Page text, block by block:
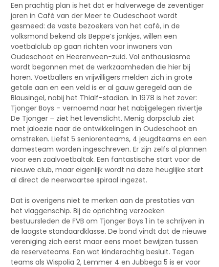
Een prachtig plan is het dat er halverwege de zeventiger
jaren in Café van der Meer te Oudeschoot wordt
gesmeed: de vaste bezoekers van het café, in de
volksmond bekend als Beppe’s jonkjes, willen een
voetbalclub op gaan richten voor inwoners van
Oudeschoot en Heerenveen-zuid. Vol enthousiasme
wordt begonnen met de werkzaamheden die hier bij
horen. Voetballers en vrijwilligers melden zich in grote
getale aan en een veld is er al gauw geregeld aan de
Blausingel, nabij het Thialf-stadion. In 1978 is het zover:
Tjonger Boys – vernoemd naar het nabijgelegen riviertje
De Tjonger – ziet het levenslicht. Menig dorpsclub ziet
met jaloezie naar de ontwikkelingen in Oudeschoot en
omstreken. Liefst 5 seniorenteams, 4 jeugdteams en een
damesteam worden ingeschreven. Er zijn zelfs al plannen
voor een zaalvoetbaltak. Een fantastische start voor de
nieuwe club, maar eigenlijk wordt na deze heuglijke start
al direct de neerwaartse spiraal ingezet.
Dat is overigens niet te merken aan de prestaties van
het vlaggenschip. Bij de oprichting verzoeken
bestuursleden de FVB om Tjonger Boys 1 in te schrijven in
de laagste standaardklasse. De bond vindt dat de nieuwe
vereniging zich eerst maar eens moet bewijzen tussen
de reserveteams. Een wat kinderachtig besluit. Tegen
teams als Wispolia 2, Lemmer 4 en Jubbega 5 is er voor